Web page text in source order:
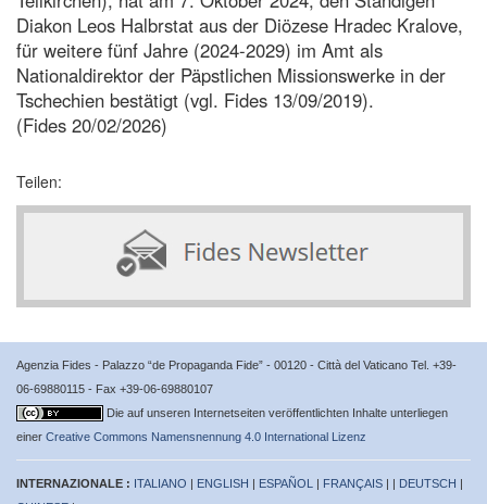
Diakon Leos Halbrstat aus der Diözese Hradec Kralove,
für weitere fünf Jahre (2024-2029) im Amt als
Nationaldirektor der Päpstlichen Missionswerke in der
Tschechien bestätigt (vgl. Fides 13/09/2019).
(Fides 20/02/2026)
Teilen:
Agenzia Fides - Palazzo “de Propaganda Fide” - 00120 - Città del Vaticano Tel. +39-
06-69880115 - Fax +39-06-69880107
Die auf unseren Internetseiten veröffentlichten Inhalte unterliegen
einer Creative Commons Namensnennung 4.0 International Lizenz
INTERNAZIONALE : ITALIANO | ENGLISH | ESPAÑOL | FRANÇAIS | | DEUTSCH |